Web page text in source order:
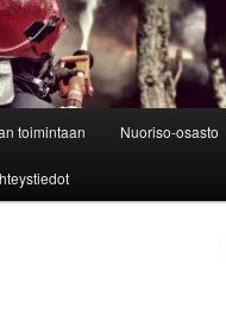
toimintaan Nuoriso-osasto